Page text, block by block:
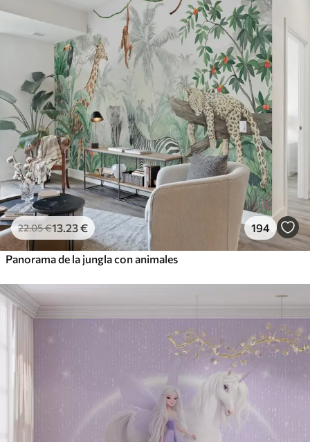
22.05€13.23€ 194
Panorama de la jungla con animales